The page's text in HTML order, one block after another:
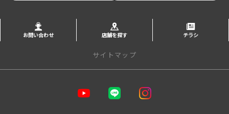
お問い合わせ 店舗を探す チラシ
サイトマップ